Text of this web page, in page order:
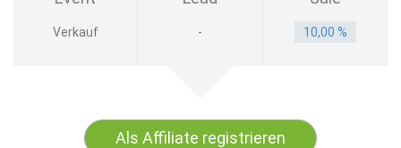
Verkauf - 10,00 %
Als Affiliate registrieren